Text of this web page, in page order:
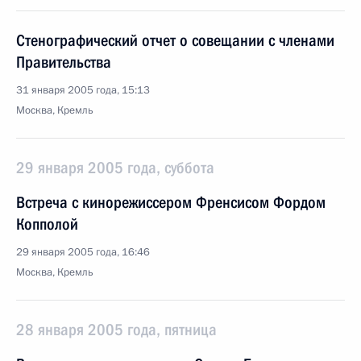
Стенографический отчет о совещании с членами
Правительства
31 января 2005 года, 15:13
Москва, Кремль
29 января 2005 года, суббота
Встреча с кинорежиссером Френсисом Фордом
Копполой
29 января 2005 года, 16:46
Москва, Кремль
28 января 2005 года, пятница